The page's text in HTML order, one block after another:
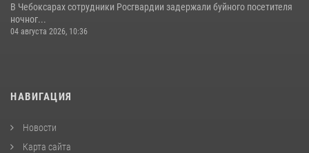
В Чебоксарах сотрудники Росгвардии задержали буйного посетителя
ночног...
04 августа 2026, 10:36
НАВИГАЦИЯ
Новости
Карта сайта